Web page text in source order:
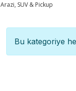
Arazi, SUV & Pickup
Bu kategoriye